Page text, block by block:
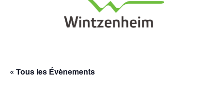
« Tous les Évènements